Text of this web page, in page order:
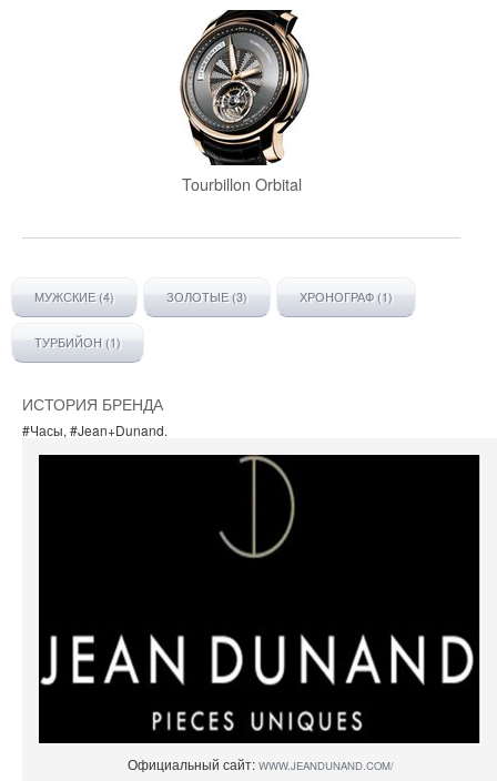
Tourbillon Orbital
МУЖСКИЕ (4) ЗОЛОТЫЕ (3) ХРОНОГРАФ (1)
ТУРБИЙОН (1)
ИСТОРИЯ БРЕНДА
#Часы, #Jean+Dunand.
Официальный сайт: WWW.JEANDUNAND.COM/